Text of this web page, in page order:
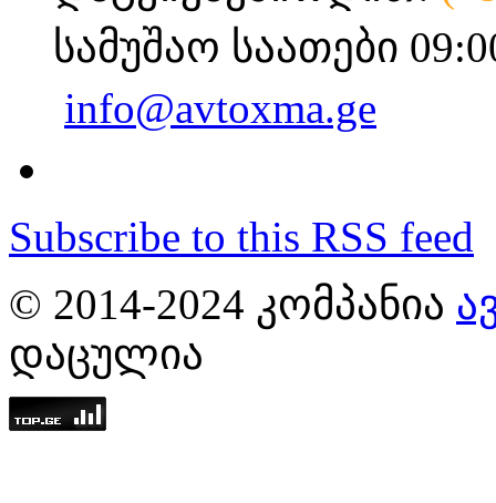
სამუშაო საათები
info@avtoxma.ge
Subscribe to this RSS feed
© 2014-2024 ᲙᲝᲛᲞᲐᲜᲘᲐ
ᲓᲐᲪᲣᲚᲘᲐ